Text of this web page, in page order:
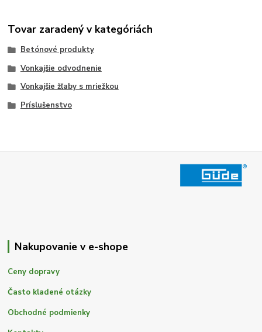
Tovar zaradený v kategóriách
Betónové produkty
Vonkajšie odvodnenie
Vonkajšie žľaby s mriežkou
Príslušenstvo
Nakupovanie v e-shope
Ceny dopravy
Často kladené otázky
Obchodné podmienky